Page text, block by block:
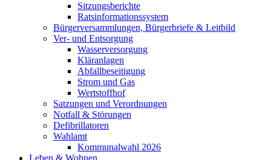
Sitzungsberichte
Ratsinformationssystem
Bürgerversammlungen, Bürgerbriefe & Leitbild
Ver- und Entsorgung
Wasserversorgung
Kläranlagen
Abfallbeseitigung
Strom und Gas
Wertstoffhof
Satzungen und Verordnungen
Notfall & Störungen
Defibrillatoren
Wahlamt
Kommunalwahl 2026
Leben & Wohnen